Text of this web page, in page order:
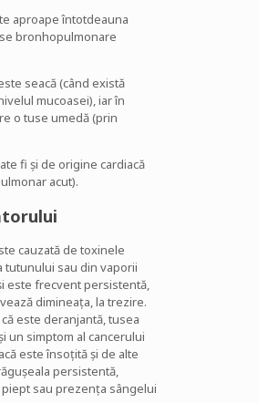
aproape întotdeauna
bronhopulmonare
seacă (când există
mucoasei), iar în
o tuse umedă (prin
fi și de origine cardiacă
acut).
cauzată de toxinele
sau din vaporii
este frecvent persistentă,
dimineața, la trezire.
este deranjantă, tusea
un simptom al cancerului
este însoțită și de alte
persistentă,
sau prezența sângelui